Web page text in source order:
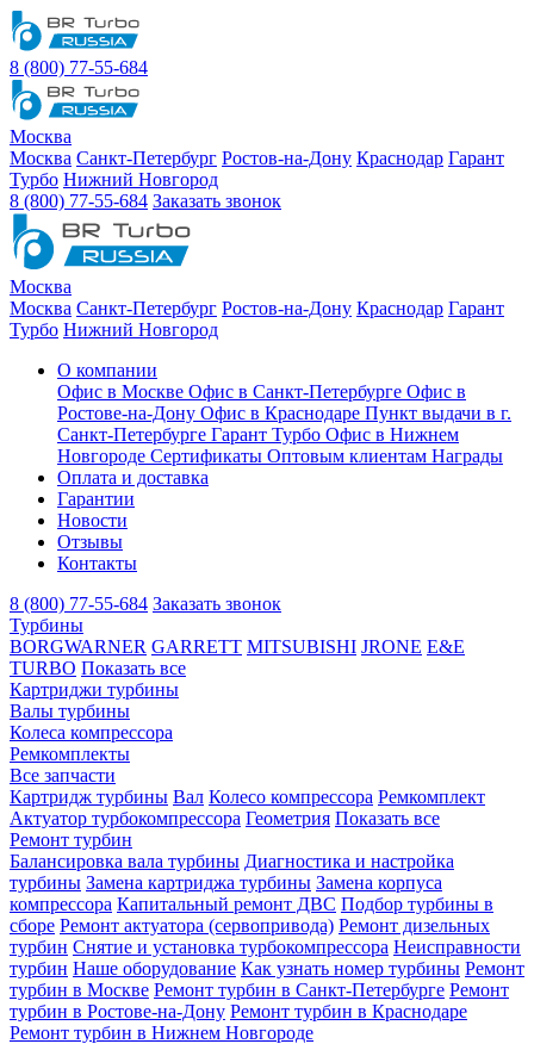
8 (800) 77-55-684
Москва
Москва Санкт-Петербург Ростов-на-Дону Краснодар Гарант
Турбо Нижний Новгород
8 (800) 77-55-684 Заказать звонок
Москва
Москва Санкт-Петербург Ростов-на-Дону Краснодар Гарант
Турбо Нижний Новгород
О компании
Офис в Москве Офис в Санкт-Петербурге Офис в
Ростове-на-Дону Офис в Краснодаре Пункт выдачи в г.
Санкт-Петербурге Гарант Турбо Офис в Нижнем
Новгороде Сертификаты Оптовым клиентам Награды
Оплата и доставка
Гарантии
Новости
Отзывы
Контакты
8 (800) 77-55-684 Заказать звонок
Турбины
BORGWARNER GARRETT MITSUBISHI JRONE E&E
TURBO Показать все
Картриджи турбины
Валы турбины
Колеса компрессора
Ремкомплекты
Все запчасти
Картридж турбины Вал Колесо компрессора Ремкомплект
Актуатор турбокомпрессора Геометрия Показать все
Ремонт турбин
Балансировка вала турбины Диагностика и настройка
турбины Замена картриджа турбины Замена корпуса
компрессора Капитальный ремонт ДВС Подбор турбины в
сборе Ремонт актуатора (сервопривода) Ремонт дизельных
турбин Снятие и установка турбокомпрессора Неисправности
турбин Наше оборудование Как узнать номер турбины Ремонт
турбин в Москве Ремонт турбин в Санкт-Петербурге Ремонт
турбин в Ростове-на-Дону Ремонт турбин в Краснодаре
Ремонт турбин в Нижнем Новгороде